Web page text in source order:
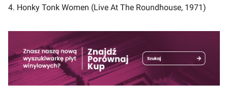
4. Honky Tonk Women (Live At The Roundhouse, 1971)